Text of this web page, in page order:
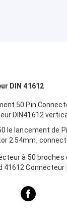
DIN 41612
50 Pin
DIN41612
le lancement de
2.54mm,
à 50 broches
41612 Connecteur